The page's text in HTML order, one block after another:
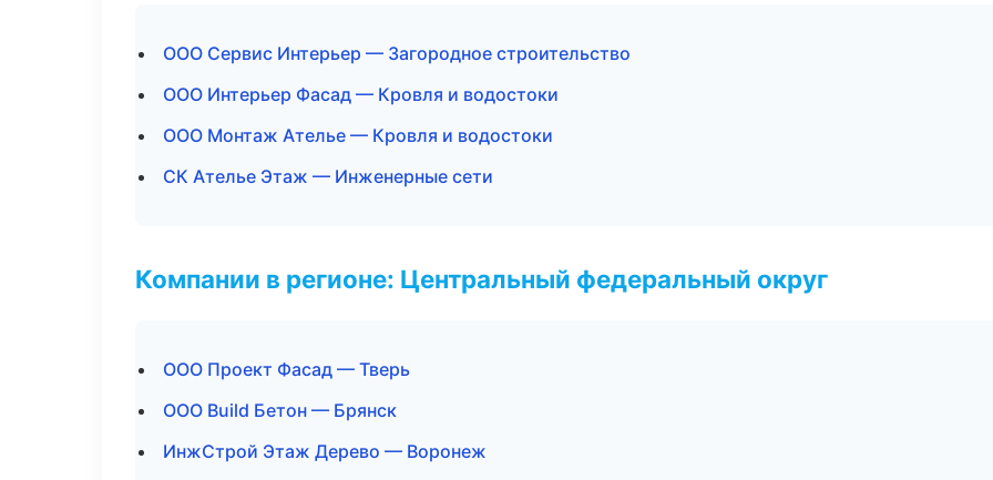
ООО Сервис Интерьер — Загородное строительство
ООО Интерьер Фасад — Кровля и водостоки
ООО Монтаж Ателье — Кровля и водостоки
СК Ателье Этаж — Инженерные сети
Компании в регионе: Центральный федеральный округ
ООО Проект Фасад — Тверь
ООО Build Бетон — Брянск
ИнжСтрой Этаж Дерево — Воронеж